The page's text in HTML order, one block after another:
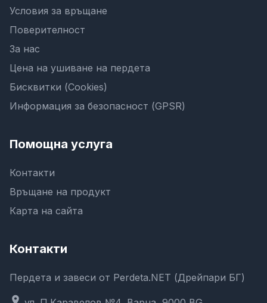
Условия за връщане
Поверителност
За нас
Цена на ушиване на пердета
Бисквитки (Cookies)
Информация за безопасност (GPSR)
Помощна услуга
Контакти
Връщане на продукт
Карта на сайта
Контакти
Пердета и завеси от Perdeta.NET (Дрейпари БГ)
location_on